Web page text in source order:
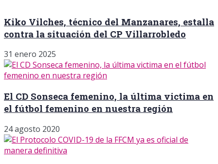
Kiko Vilches, técnico del Manzanares, estalla
contra la situación del CP Villarrobledo
31 enero 2025
El CD Sonseca femenino, la última victima en
el fútbol femenino en nuestra región
24 agosto 2020